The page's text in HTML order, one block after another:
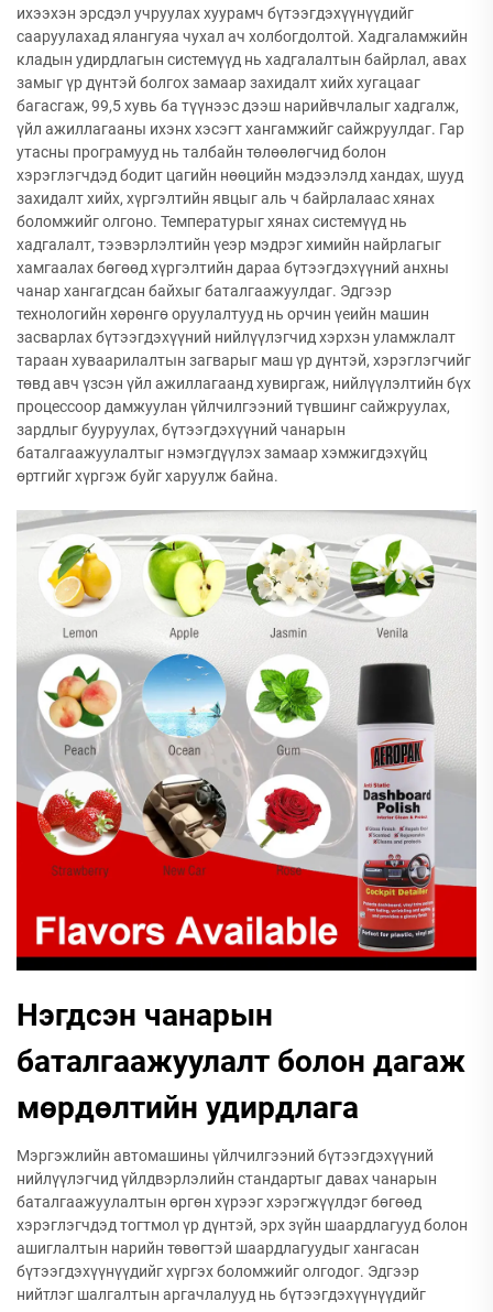
ихээхэн эрсдэл учруулах хуурамч бүтээгдэхүүнүүдийг
сааруулахад ялангуяа чухал ач холбогдолтой. Хадгаламжийн
кладын удирдлагын системүүд нь хадгалалтын байрлал, авах
замыг үр дүнтэй болгох замаар захидалт хийх хугацааг
багасгаж, 99,5 хувь ба түүнээс дээш нарийвчлалыг хадгалж,
үйл ажиллагааны ихэнх хэсэгт хангамжийг сайжруулдаг. Гар
утасны програмууд нь талбайн төлөөлөгчид болон
хэрэглэгчдэд бодит цагийн нөөцийн мэдээлэлд хандах, шууд
захидалт хийх, хүргэлтийн явцыг аль ч байрлалаас хянах
боломжийг олгоно. Температурыг хянах системүүд нь
хадгалалт, тээвэрлэлтийн үеэр мэдрэг химийн найрлагыг
хамгаалах бөгөөд хүргэлтийн дараа бүтээгдэхүүний анхны
чанар хангагдсан байхыг баталгаажуулдаг. Эдгээр
технологийн хөрөнгө оруулалтууд нь орчин үеийн машин
засварлах бүтээгдэхүүний нийлүүлэгчид хэрхэн уламжлалт
тараан хуваарилалтын загварыг маш үр дүнтэй, хэрэглэгчийг
төвд авч үзсэн үйл ажиллагаанд хувиргаж, нийлүүлэлтийн бүх
процессоор дамжуулан үйлчилгээний түвшинг сайжруулах,
зардлыг бууруулах, бүтээгдэхүүний чанарын
баталгаажуулалтыг нэмэгдүүлэх замаар хэмжигдэхүйц
өртгийг хүргэж буйг харуулж байна.
Нэгдсэн чанарын
баталгаажуулалт болон дагаж
мөрдөлтийн удирдлага
Мэргэжлийн автомашины үйлчилгээний бүтээгдэхүүний
нийлүүлэгчид үйлдвэрлэлийн стандартыг давах чанарын
баталгаажуулалтын өргөн хүрээг хэрэгжүүлдэг бөгөөд
хэрэглэгчдэд тогтмол үр дүнтэй, эрх зүйн шаардлагууд болон
ашиглалтын нарийн төвөгтэй шаардлагуудыг хангасан
бүтээгдэхүүнүүдийг хүргэх боломжийг олгодог. Эдгээр
нийтлэг шалгалтын аргачлалууд нь бүтээгдэхүүнүүдийг